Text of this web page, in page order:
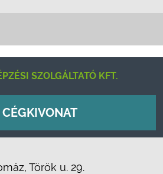
SZOLGÁLTATÓ KFT.
CÉGKIVONAT
Török u. 29.